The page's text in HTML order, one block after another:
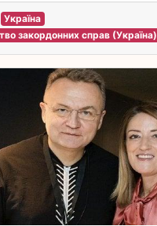
Україна
закордонних справ (Україна)